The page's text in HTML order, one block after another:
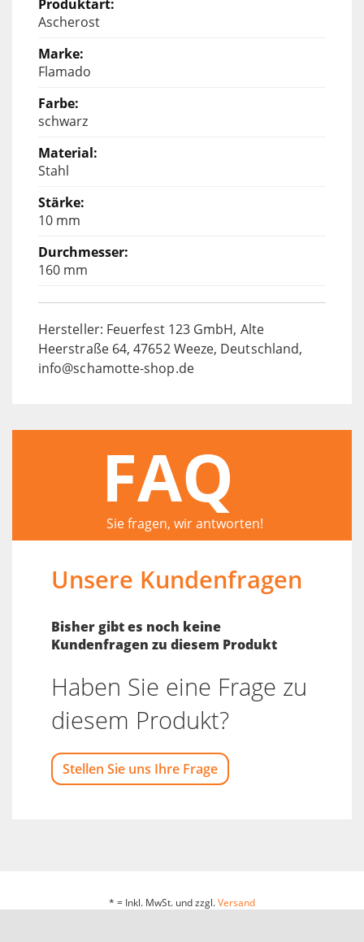
Ascherost
Flamado
schwarz
Stahl
10 mm
160 mm
Hersteller: Feuerfest 123 GmbH, Alte
Heerstraße 64, 47652 Weeze, Deutschland,
info@schamotte-shop.de
FAQ
Sie fragen, wir antworten!
Unsere Kundenfragen
Bisher gibt es noch keine
Kundenfragen zu diesem Produkt
Haben Sie eine Frage zu
diesem Produkt?
Stellen Sie uns Ihre Frage
* = Inkl. MwSt. und zzgl.Versand